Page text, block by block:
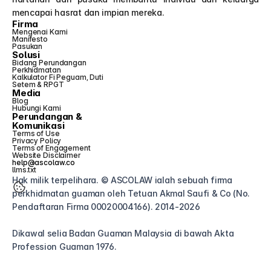
mencapai hasrat dan impian mereka.
Firma
Mengenai Kami
Manifesto
Pasukan
Solusi
Bidang Perundangan
Perkhidmatan
Kalkulator Fi Peguam, Duti
Setem & RPGT
Media
Blog
Hubungi Kami
Perundangan &
Komunikasi
Terms of Use
Privacy Policy
Terms of Engagement
Website Disclaimer
help@ascolaw.co
llms.txt
Hak milik terpelihara. © ASCOLAW ialah sebuah firma
perkhidmatan guaman oleh Tetuan Akmal Saufi & Co (No.
Pendaftaran Firma 00020004166). 2014-2026
Dikawal selia Badan Guaman Malaysia di bawah Akta
Profession Guaman 1976.